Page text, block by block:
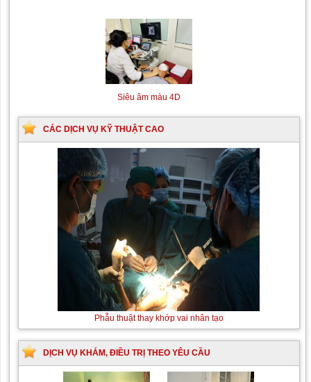
Siêu âm màu 4D
CÁC DỊCH VỤ KỸ THUẬT CAO
Phẫu thuật thay khớp vai nhân tạo
sơ sinh do
nhóm máu
DỊCH VỤ KHÁM, ĐIỀU TRỊ THEO YÊU CẦU